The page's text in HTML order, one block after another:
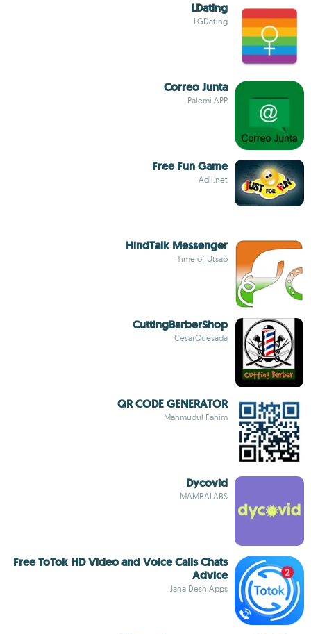
LDating
LGDating
Correo Junta
Palemi APP
Free Fun Game
Adil.net
HindTalk Messenger
Time of Utsab
CuttingBarberShop
CesarQuesada
QR CODE GENERATOR
Mahmudul Fahim
Dycovid
MAMBALABS
Free ToTok HD Video and Voice Calls Chats
Advice
Jana Desh Apps